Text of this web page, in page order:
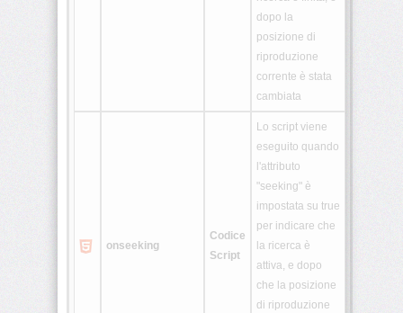
dopo la
posizione di
riproduzione
corrente è stata
cambiata
onseeking
Codice
Script
Lo script viene
eseguito quando
l'attributo
"seeking" è
impostata su true
per indicare che
la ricerca è
attiva, e dopo
che la posizione
di riproduzione